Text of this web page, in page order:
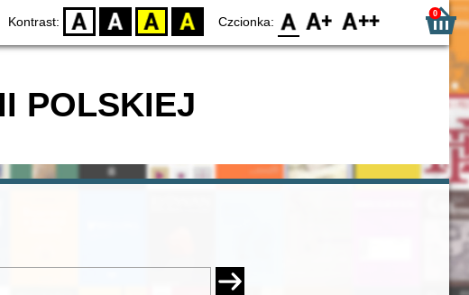
Kontrast: D BW YB BY Czcionka: F0 F1 F2 0
POLSKIEJ